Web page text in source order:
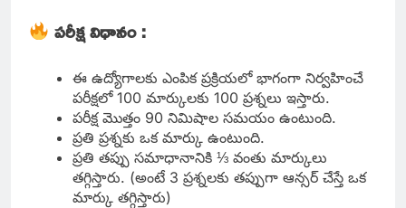
పరీక్ష విధానం :
ఈ ఉద్యోగాలకు ఎంపిక ప్రక్రియలో భాగంగా నిర్వహించే
పరీక్షలో 100 మార్కులకు 100 ప్రశ్నలు ఇస్తారు.
పరీక్ష మొత్తం 90 నిమిషాల సమయం ఉంటుంది.
ప్రతి ప్రశ్నకు ఒక మార్కు ఉంటుంది.
ప్రతి తప్పు సమాధానానికి ⅓ వంతు మార్కులు
తగ్గిస్తారు. (అంటే 3 ప్రశ్నలకు తప్పుగా ఆన్సర్ చేస్తే ఒక
మార్కు తగ్గిస్తారు)